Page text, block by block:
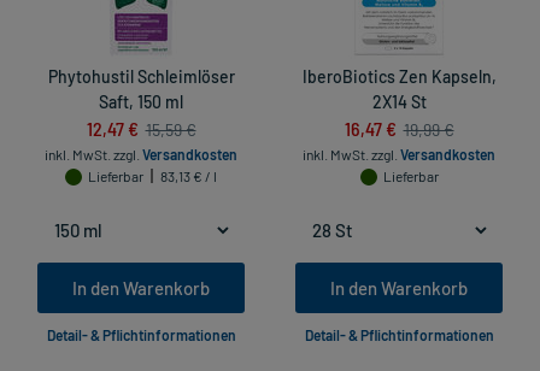
Phytohustil Schleimlöser
Saft, 150 ml
12,47 € 15,59 €
inkl. MwSt. zzgl. Versandkosten
Lieferbar
83,13 € / l
In den Warenkorb
Detail- & Pflichtinformationen
IberoBiotics Zen Kapseln,
2X14 St
16,47 € 19,99 €
inkl. MwSt. zzgl. Versandkosten
Lieferbar
In den Warenkorb
Detail- & Pflichtinformationen